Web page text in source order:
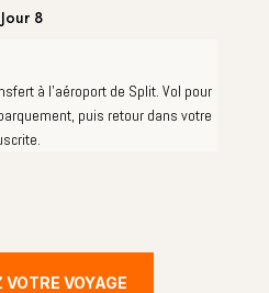
Jour 8
à l'aéroport de Split. Vol pour
puis retour dans votre
VOTRE VOYAGE